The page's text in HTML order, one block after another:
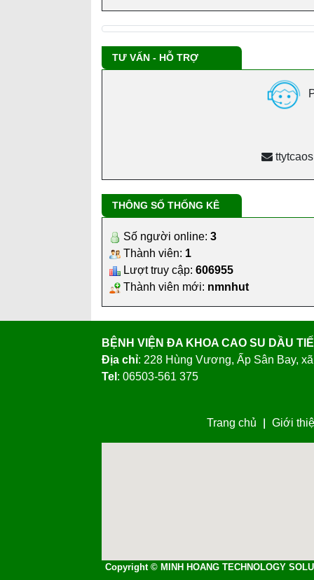
Lượt truy cập:606955
Thành viên mới:nmnhut
BỆNH VIỆN ĐA KHOA CAO SU DẦU
Địa chỉ: 228 Hùng Vương, Ấp Sân Bay,
Tel: 06503-561 375
Trang chủ Giới